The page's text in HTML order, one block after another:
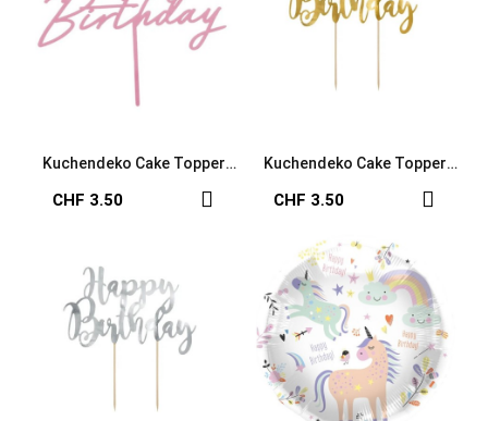
Kuchendeko Cake Topper
Happy Birthday rosa
CHF 3.50
Kuchendeko Cake Topper
Happy Birthday gold
CHF 3.50